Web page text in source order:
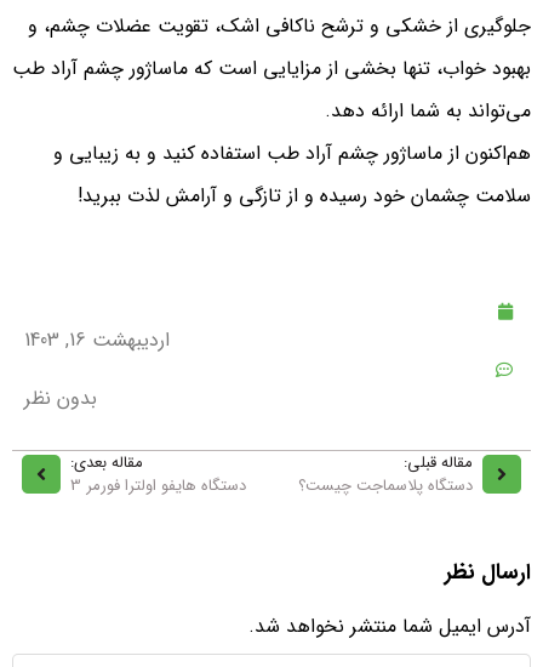
جلوگیری از خشکی و ترشح ناکافی اشک، تقویت عضلات چشم، و
بهبود خواب، تنها بخشی از مزایایی است که ماساژور چشم آراد طب
می‌تواند به شما ارائه دهد.
هم‌اکنون از ماساژور چشم آراد طب استفاده کنید و به زیبایی و
سلامت چشمان خود رسیده و از تازگی و آرامش لذت ببرید!
اردیبهشت 16, 1403
بدون نظر
مقاله قبلی:
دستگاه پلاسماجت چیست؟
مقاله بعدی:
دستگاه هایفو اولترا فورمر 3
ارسال نظر
آدرس ایمیل شما منتشر نخواهد شد.